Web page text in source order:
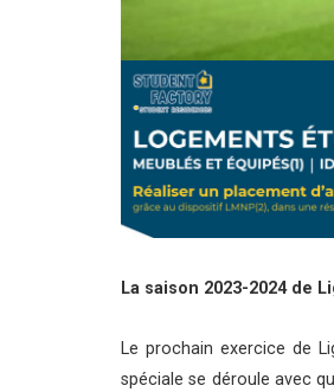
La saison 2023-2024 de
Le prochain exercice de
spéciale se déroule avec